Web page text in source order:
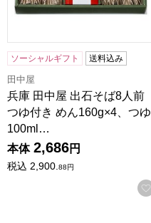
ソーシャルギフト 送料込み
田中屋
兵庫 田中屋 出石そば8人前
つゆ付き めん160g×4、つゆ
100ml…
本体 2,686円
税込 2,900.88円